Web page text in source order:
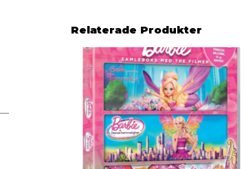
Relaterade Produkter